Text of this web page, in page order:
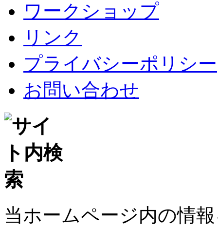
ワークショップ
リンク
プライバシーポリシー
お問い合わせ
当ホームページ内の情